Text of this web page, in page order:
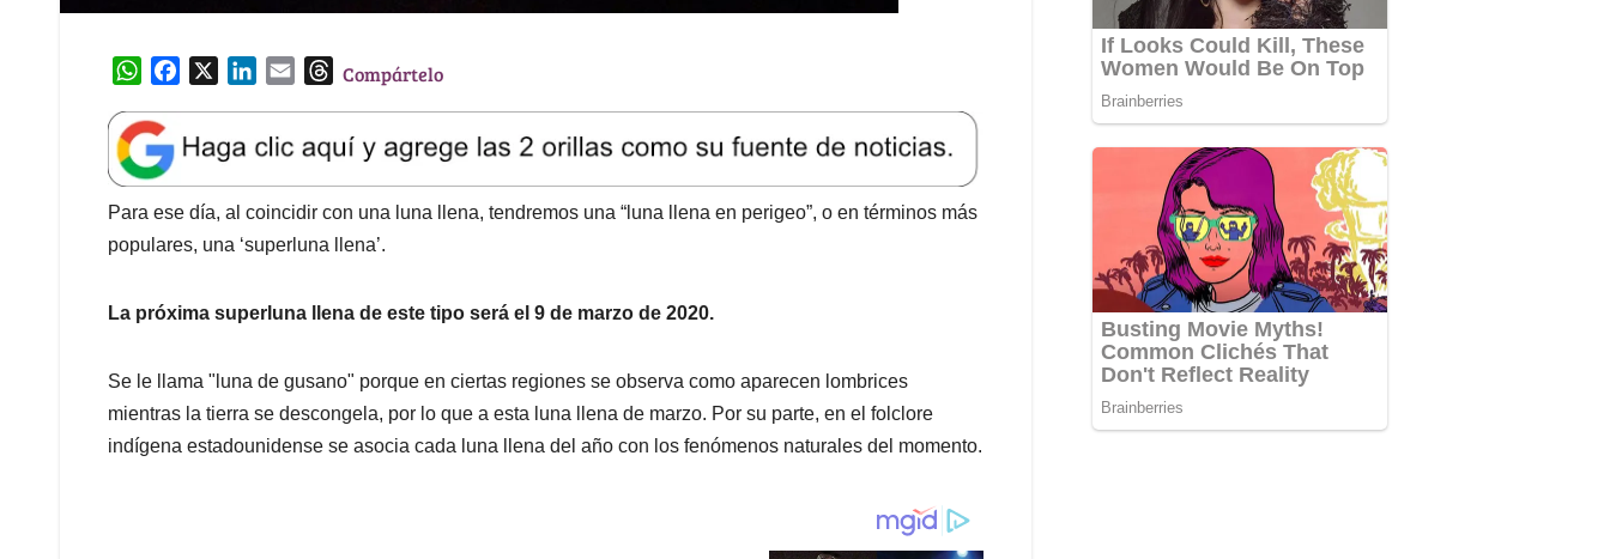
W
a
t
s
A
p
e
b
o
o
k
e
d
I
l
T
e
a
d
s
Compártelo
Para ese día, al coincidir con una luna llena, tendremos una “luna llena en perigeo”, o en términos más
populares, una ‘superluna llena’.
La próxima superluna llena de este tipo será el 9 de marzo de 2020.
Se le llama "luna de gusano" porque en ciertas regiones se observa como aparecen lombrices
mientras la tierra se descongela, por lo que a esta luna llena de marzo. Por su parte, en e l folclore
indígena estadounidense se asocia cada luna llena del año con los fenómenos naturales del momento.